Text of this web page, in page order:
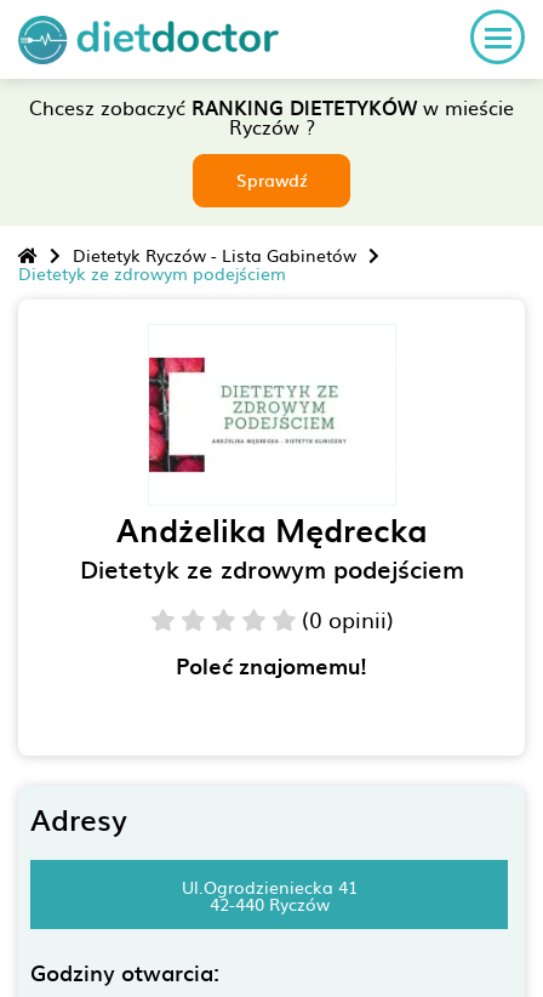
Chcesz zobaczyć RANKING DIETETYKÓWw mieście
Ryczów ?
Sprawdź
Dietetyk Ryczów - Lista Gabinetów
Dietetyk ze zdrowym podejściem
Andżelika Mędrecka
Dietetyk ze zdrowym podejściem
(0 opinii)
Poleć znajomemu!
Adresy
Ul.Ogrodzieniecka 41
42-440 Ryczów
Godziny otwarcia: